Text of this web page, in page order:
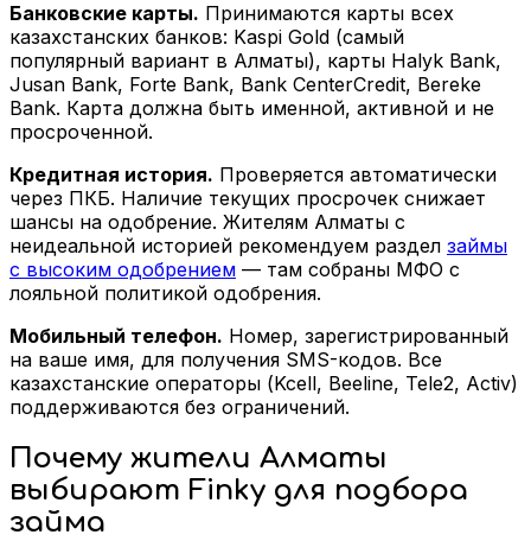
Банковские карты. Принимаются карты всех
казахстанских банков: Kaspi Gold (самый
популярный вариант в Алматы), карты Halyk Bank,
Jusan Bank, Forte Bank, Bank CenterCredit, Bereke
Bank. Карта должна быть именной, активной и не
просроченной.
Кредитная история. Проверяется автоматически
через ПКБ. Наличие текущих просрочек снижает
шансы на одобрение. Жителям Алматы с
неидеальной историей рекомендуем раздел займы
с высоким одобрением — там собраны МФО с
лояльной политикой одобрения.
Мобильный телефон. Номер, зарегистрированный
на ваше имя, для получения SMS-кодов. Все
казахстанские операторы (Kcell, Beeline, Tele2, Activ)
поддерживаются без ограничений.
Почему жители Алматы
выбирают Finky для подбора
займа